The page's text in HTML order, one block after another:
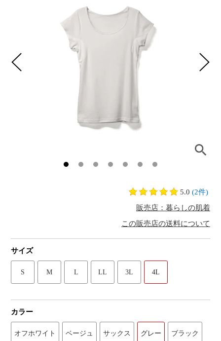
5.0 (2件)
販売店：暮らしの肌着
この販売店の送料について
サイズ
S M L LL 3L 4L
カラー
オフホワイト ベージュ サックス グレー ブラック